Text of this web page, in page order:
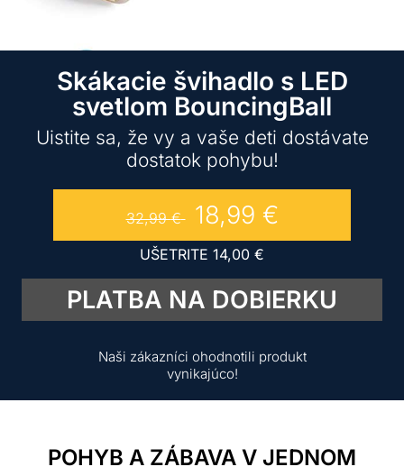
Skákacie švihadlo s LED
svetlom BouncingBall
Uistite sa, že vy a vaše deti dostávate
dostatok pohybu!
32,99€ 18,99 €
UŠETRITE 14,00 €
PLATBA NA DOBIERKU
Naši zákazníci ohodnotili produkt
vynikajúco!
POHYB A ZÁBAVA V JEDNOM